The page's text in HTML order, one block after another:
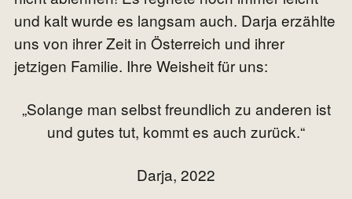
und kalt wurde es langsam auch. Darja erzählte
uns von ihrer Zeit in Österreich und ihrer
jetzigen Familie. Ihre Weisheit für uns:
„Solange man selbst freundlich zu anderen ist
und gutes tut, kommt es auch zurück.“
Darja, 2022